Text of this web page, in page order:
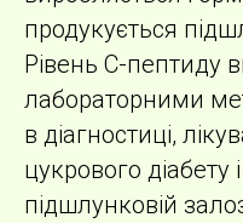
продукується
Рівень С-пептиду
лабораторними
в діагностиці,
цукрового діабету
підшлунковій